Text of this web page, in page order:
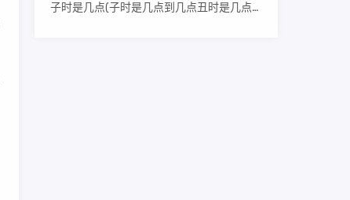
子时是几点(子时是几点到几点丑时是几点到几点)